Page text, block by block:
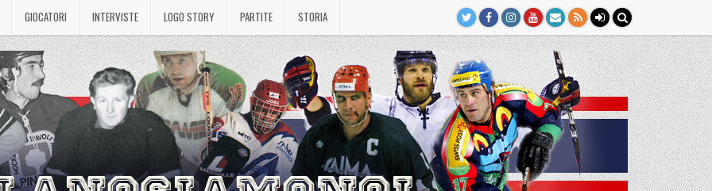
GIOCATORI INTERVISTE LOGO STORY PARTITE STORIA